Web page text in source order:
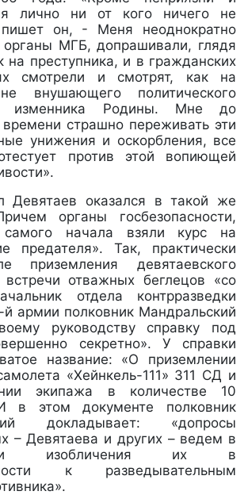
я лично ни от кого ничего не
он, - Меня неоднократно
МГБ, допрашивали, глядя
на преступника, и в гражданских
смотрели и смотрят, как на
внушающего политического
изменника Родины. Мне до
страшно переживать эти
унижения и оскорбления, все
против этой вопиющей
Девятаев оказался в такой же
органы госбезопасности,
начала взяли курс на
предателя». Так, практически
приземления девятаевского
отважных беглецов «со
отдела контрразведки
армии полковник Мандральский
руководству справку под
секретно». У справки
название: «О приземлении
«Хейнкель-111» 311 СД и
экипажа в количестве 10
в этом документе полковник
докладывает: «допросы
– Девятаева и других – ведем в
изобличения их в
к разведывательным